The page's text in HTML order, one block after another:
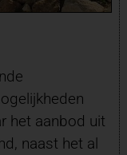
het aanbod uit
naast het al